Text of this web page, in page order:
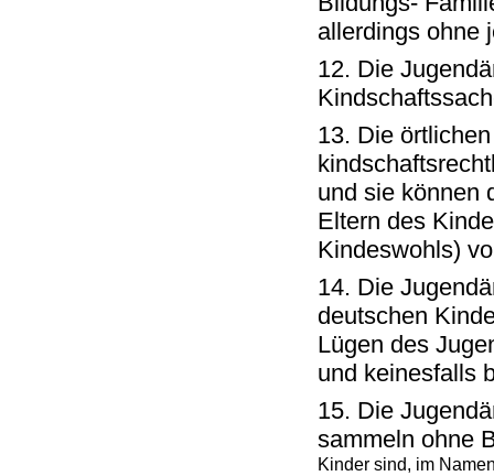
allerdings ohne
12. Die
13. Die
und sie können
Eltern des
Kindeswohls)
14. Die
deutschen
Lügen des
und keinesfalls
15. Die
sammeln ohne
Kinder sind, im